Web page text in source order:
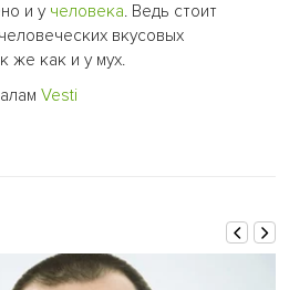
и у человека. Ведь стоит
вкусовых
же как и у мух.
Vesti